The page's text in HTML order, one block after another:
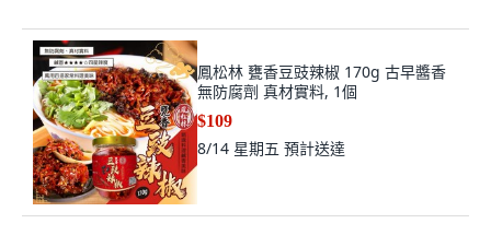
鳳松林 甕香豆豉辣椒 170g 古早醬香
無防腐劑 真材實料, 1個
$109
8/14 星期五 預計送達